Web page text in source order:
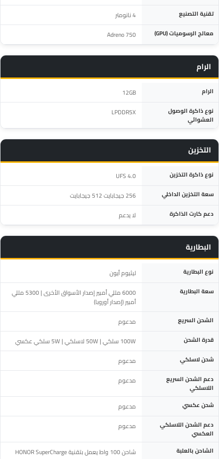
تقنية التصنيع 4 نانومتر
معالج الرسوميات (GPU) Adreno 750
الرام
المواصفة
الرام 12GB
نوع ذاكرة الوصول
العشوائي
LPDDR5X
التخزين
المواصفةالتفاصيل
نوع ذاكرة التخزين UFS 4.0
سعة التخزين الداخلي 256 جيجابايت 512 جيجابايت
دعم كارت الذاكرة لا يدعم
البطارية
المواصفة التفاصيلنوع البطارية ليثيوم أيون
سعة البطارية
6000 مللي أمبير إصدار الأسواق الأخرى | 5300 مللي
أمبير (إصدار أوروبا)
الشحن السريع مدعوم
قدرة الشحن 100W سلكي | 50W لاسلكي | 5W سلكي عكسي
شحن لاسلكي مدعوم
دعم الشحن السريع
اللاسلكي
مدعوم
شحن عكسي مدعوم
دعم الشحن اللاسلكي
العكسي
مدعوم
الشاحن بالعلبة شاحن 100 واط يعمل بتقنية HONOR SuperCharge